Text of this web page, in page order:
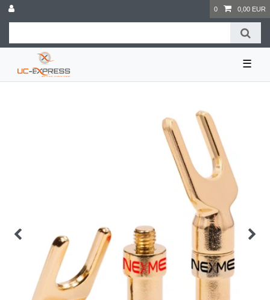
0 0,00 EUR
☰